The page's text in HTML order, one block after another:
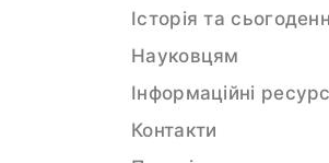
Історія та
Науковцям
Інформаційні
Контакти